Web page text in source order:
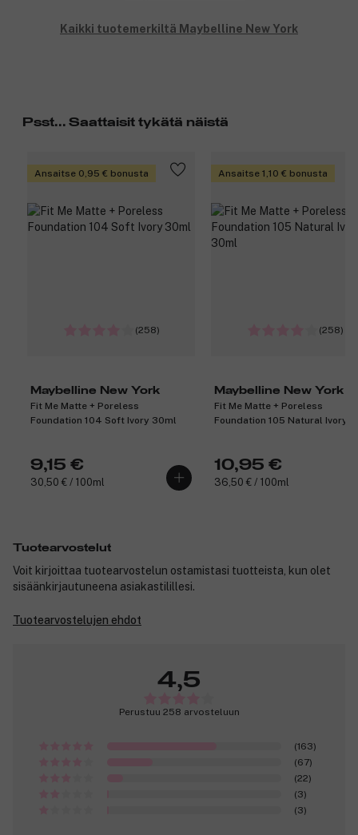
Kaikki tuotemerkiltä Maybelline New York
Psst... Saattaisit tykätä näistä
Ansaitse 0,95 € bonusta
(258)
Maybelline New York
Fit Me Matte + Poreless
Foundation 104 Soft Ivory 30ml
9,15 €
30,50 € / 100ml
Ansaitse 1,10 € bonusta
(258)
Maybelline New York
Fit Me Matte + Poreless
Foundation 105 Natural Ivory
10,95 €
36,50 € / 100ml
Tuotearvostelut
Voit kirjoittaa tuotearvostelun ostamistasi tuotteista, kun olet
sisäänkirjautuneena asiakastilillesi.
Tuotearvostelujen ehdot
4,5
Perustuu 258 arvosteluun
(163)
(67)
(22)
(3)
(3)